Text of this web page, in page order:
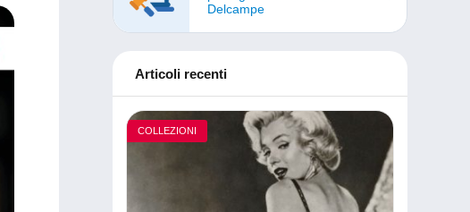
Delcampe
Articoli recenti
COLLEZIONI